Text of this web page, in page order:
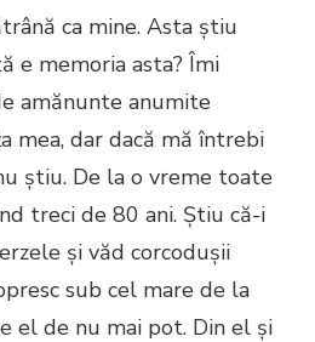
ca mine. Asta știu
e memoria asta? Îmi
amănunte anumite
mea, dar dacă mă întrebi
știu. De la o vreme toate
treci de 80 ani. Știu că-i
și văd corcodușii
sub cel mare de la
el de nu mai pot. Din el și